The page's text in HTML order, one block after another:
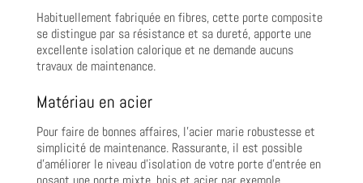
Habituellement fabriquée en fibres, cette porte composite
se distingue par sa résistance et sa dureté, apporte une
excellente isolation calorique et ne demande aucuns
travaux de maintenance.
Matériau en acier
Pour faire de bonnes affaires, l’acier marie robustesse et
simplicité de maintenance. Rassurante, il est possible
d’améliorer le niveau d’isolation de votre porte d’entrée en